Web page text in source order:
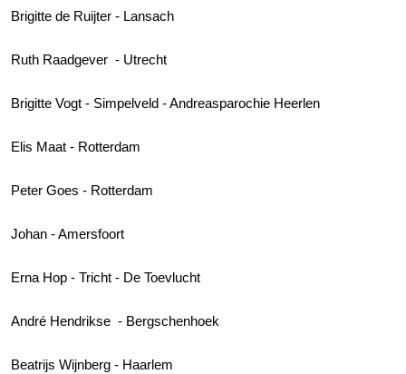
Brigitte de Ruijter - Lansach
Ruth Raadgever - Utrecht
Brigitte Vogt - Simpelveld - Andreasparochie Heerlen
Elis Maat - Rotterdam
Peter Goes - Rotterdam
Johan - Amersfoort
Erna Hop - Tricht - De Toevlucht
André Hendrikse - Bergschenhoek
Beatrijs Wijnberg - Haarlem